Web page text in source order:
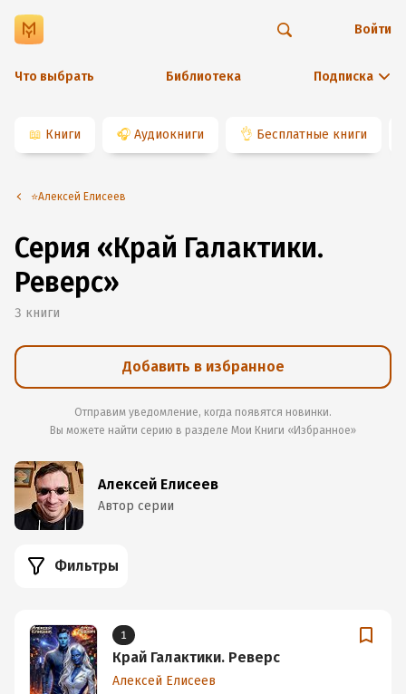
Что выбрать Библиотека Подписка
Войти
📖 Книги 🎧 Аудиокниги 👌 Бесплатные книги
⭐️Алексей Елисеев
Серия «Край Галактики.
Реверс»
3 книги
Добавить в избранное
Отправим уведомление, когда появятся новинки.
Вы можете найти серию в разделе Мои Книги «Избранное»
Алексей Елисеев
Автор серии
Фильтры
1
Край Галактики. Реверс
Алексей Елисеев